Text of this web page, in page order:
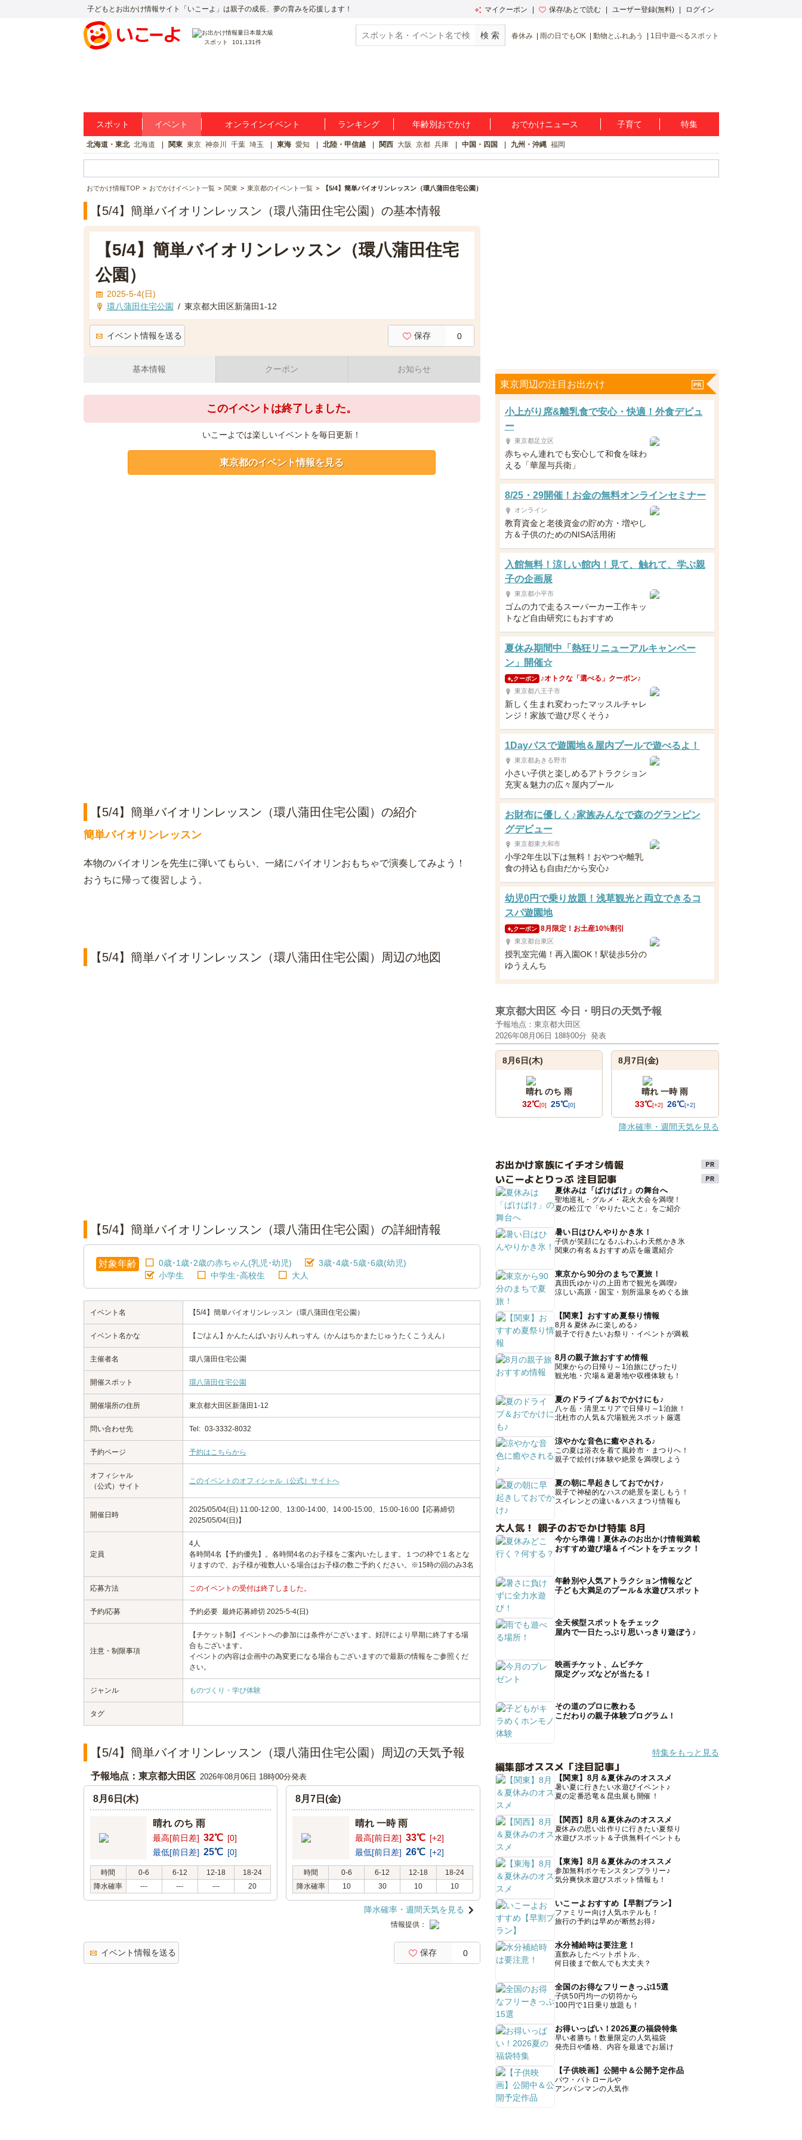
子どもとお出かけ情報サイト「いこーよ」は親子の成長、夢の育みを応援します！ マイクーポン 保存/あとで読む ユーザー登録(無料) ログイン
スポット 101,131件
春休み 雨の日でもOK 動物とふれあう 1日中遊べるスポット
スポット イベント オンラインイベント ランキング 年齢別おでかけ おでかけニュース 子育て 特集
北海道・東北 北海道 関東 東京 神奈川 千葉 埼玉 東海 愛知 北陸・甲信越 関西 大阪 京都 兵庫 中国・四国 九州・沖縄 福岡
おでかけ情報TOP おでかけイベント一覧 関東 東京都のイベント一覧 【5/4】簡単バイオリンレッスン（環八蒲田住宅公園）
【5/4】簡単バイオリンレッスン（環八蒲田住宅公園）の基本情報
【5/4】簡単バイオリンレッスン（環八蒲田住宅
公園）
2025-5-4(日)
環八蒲田住宅公園 / 東京都大田区新蒲田1-12
イベント情報を送る 保存 0
基本情報 クーポン お知らせ
このイベントは終了しました。
いこーよでは楽しいイベントを毎日更新！
東京都のイベント情報を見る
【5/4】簡単バイオリンレッスン（環八蒲田住宅公園）の紹介
簡単バイオリンレッスン
本物のバイオリンを先生に弾いてもらい、一緒にバイオリンおもちゃで演奏してみよう！
おうちに帰って復習しよう。
【5/4】簡単バイオリンレッスン（環八蒲田住宅公園）周辺の地図
【5/4】簡単バイオリンレッスン（環八蒲田住宅公園）の詳細情報
対象年齢 0歳･1歳･2歳の赤ちゃん(乳児･幼児)
3歳･4歳･5歳･6歳(幼児)
小学生
中学生･高校生 大人
イベント名 【5/4】簡単バイオリンレッスン（環八蒲田住宅公園）
イベント名かな 【ご/よん】かんたんばいおりんれっすん（かんはちかまたじゅうたくこうえん）
主催者名 環八蒲田住宅公園
開催スポット 環八蒲田住宅公園
開催場所の住所 東京都大田区新蒲田1-12
問い合わせ先 Tel: 03-3332-8032
予約ページ 予約はこちらから
オフィシャル
（公式）サイト
このイベントのオフィシャル（公式）サイトへ
開催日時
2025/05/04(日) 11:00-12:00、13:00-14:00、14:00-15:00、15:00-16:00【応募締切
2025/05/04(日)】
定員
4人
各時間4名【予約優先】。各時間4名のお子様をご案内いたします。１つの枠で１名とな
りますので、お子様が複数人いる場合はお子様の数ご予約ください。※15時の回のみ3名
応募方法 このイベントの受付は終了しました。
予約/応募 予約必要 最終応募締切 2025-5-4(日)
注意・制限事項
【チケット制】イベントへの参加には条件がございます。好評により早期に終了する場
合もございます。
イベントの内容は企画中の為変更になる場合もございますので最新の情報をご参照くだ
さい。
ジャンル ものづくり・学び体験
タグ
【5/4】簡単バイオリンレッスン（環八蒲田住宅公園）周辺の天気予報
予報地点：東京都大田区 2026年08月06日 18時00分発表
8月6日(木)
晴れ のち 雨
最高[前日差] 32℃ [0]
最低[前日差] 25℃ [0]
時間 0-6 6-12 12-18
18-24
降水確率
--- --- --- 20
8月7日(金)
晴れ 一時 雨
最高[前日差] 33℃ [+2]
最低[前日差] 26℃ [+2]
時間 0-6 6-12 12-18
18-24
降水確率
10 30 10 10
降水確率・週間天気を見る
情報提供：
イベント情報を送る 保存 0
東京周辺の注目お出かけ
小上がり席&離乳食で安心・快適！外食デビュ
ー
東京都足立区
赤ちゃん連れでも安心して和食を味わ
える「華屋与兵衛」
8/25・29開催！お金の無料オンラインセミナー
オンライン
教育資金と老後資金の貯め方・増やし
方＆子供のためのNISA活用術
入館無料！涼しい館内！見て、触れて、学ぶ親
子の企画展
東京都小平市
ゴムの力で走るスーパーカー工作キッ
トなど自由研究にもおすすめ
夏休み期間中「熱狂リニューアルキャンペー
ン」開催☆
クーポン ♪オトクな「選べる」クーポン♪
東京都八王子市
新しく生まれ変わったマッスルチャレ
ンジ！家族で遊び尽くそう♪
1Dayパスで遊園地＆屋内プールで遊べるよ！
東京都あきる野市
小さい子供と楽しめるアトラクション
充実＆魅力の広々屋内プール
お財布に優しく♪家族みんなで森のグランピン
グデビュー
東京都東大和市
小学2年生以下は無料！おやつや離乳
食の持込も自由だから安心♪
幼児0円で乗り放題！浅草観光と両立できるコ
スパ遊園地
クーポン 8月限定！お土産10%割引
東京都台東区
授乳室完備！再入園OK！駅徒歩5分の
ゆうえんち
東京都大田区 今日・明日の天気予報
予報地点：東京都大田区
2026年08月06日 18時00分 発表
8月6日(木)
晴れ のち 雨
32℃[0] 25℃[0]
8月7日(金)
晴れ 一時 雨
33℃[+2] 26℃[+2]
降水確率・週間天気を見る
お出かけ家族にイチオシ情報
いこーよとりっぷ 注目記事
夏休みは「ばけばけ」の舞台へ
聖地巡礼・グルメ・花火大会を満喫！
夏の松江で「やりたいこと」をご紹介
暑い日はひんやりかき氷！
子供が笑顔になる♪ふわふわ天然かき氷
関東の有名＆おすすめ店を厳選紹介
東京から90分のまちで夏旅！
真田氏ゆかりの上田市で観光を満喫♪
涼しい高原・国宝・別所温泉をめぐる旅
【関東】おすすめ夏祭り情報
8月＆夏休みに楽しめる♪
親子で行きたいお祭り・イベントが満載
8月の親子旅おすすめ情報
関東からの日帰り～1泊旅にぴったり
観光地・穴場＆避暑地や収穫体験も！
夏のドライブ＆おでかけにも♪
八ヶ岳・清里エリアで日帰り～1泊旅！
北杜市の人気＆穴場観光スポット厳選
涼やかな音色に癒やされる♪
この夏は浴衣を着て風鈴市・まつりへ！
親子で絵付け体験や絶景を満喫しよう
夏の朝に早起きしておでかけ♪
親子で神秘的なハスの絶景を楽しもう！
スイレンとの違い＆ハスまつり情報も
大人気！ 親子のおでかけ特集 8月
今から準備！夏休みのお出かけ情報満載
おすすめ遊び場＆イベントをチェック！
年齢別や人気アトラクション情報など
子ども大満足のプール＆水遊びスポット
全天候型スポットをチェック
屋内で一日たっぷり思いっきり遊ぼう♪
映画チケット、ムビチケ
限定グッズなどが当たる！
その道のプロに教わる
こだわりの親子体験プログラム！
特集をもっと見る
編集部オススメ「注目記事」
【関東】8月＆夏休みのオススメ
暑い夏に行きたい水遊びイベント♪
夏の定番恐竜＆昆虫展も開催！
【関西】8月＆夏休みのオススメ
夏休みの思い出作りに行きたい夏祭り
水遊びスポット＆子供無料イベントも
【東海】8月＆夏休みのオススメ
参加無料ポケモンスタンプラリー♪
気分爽快水遊びスポット情報も！
いこーよおすすめ【早割プラン】
ファミリー向け人気ホテルも！
旅行の予約は早めが断然お得♪
水分補給時は要注意！
直飲みしたペットボトル、
何日後まで飲んでも大丈夫？
全国のお得なフリーきっぷ15選
子供50円均一の切符から
100円で1日乗り放題も！
お得いっぱい！2026夏の福袋特集
早い者勝ち！数量限定の人気福袋
発売日や価格、内容を最速でお届け
【子供映画】公開中＆公開予定作品
パウ・パトロールや
アンパンマンの人気作